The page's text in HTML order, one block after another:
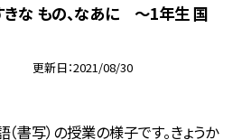
な もの、なあに 〜1年生 国
更新日 2021/08/30
書写）の授業の様子です。きょうか